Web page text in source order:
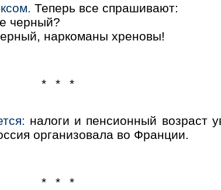
Теперь все спрашивают:
черный?
наркоманы хреновы!
* * *
налоги и пенсионный возраст
организовала во Франции.
* * *